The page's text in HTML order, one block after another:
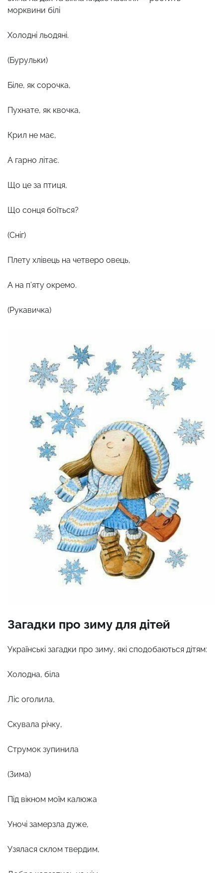
морквини білі
Холодні льодяні.
(Бурульки)
Біле, як сорочка,
Пухнате, як квочка,
Крил не має,
А гарно літає.
Що це за птиця,
Що сонця боїться?
(Сніг)
Плету хлівець на четверо овець,
А на п’яту окремо.
(Рукавичка)
Загадки про зиму для дітей
Українські загадки про зиму, які сподобаються дітям:
Холодна, біла
Ліс оголила,
Скувала річку,
Струмок зупинила
(Зима)
Під вікном моїм калюжа
Уночі замерзла дуже,
Узялася склом твердим,